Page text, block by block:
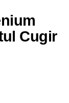
Cugir